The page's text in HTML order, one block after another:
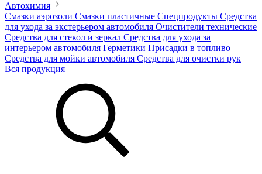
Автохимия
Смазки аэрозоли Смазки пластичные Спецпродукты Средства
для ухода за экстерьером автомобиля Очистители технические
Средства для стекол и зеркал Средства для ухода за
интерьером автомобиля Герметики Присадки в топливо
Средства для мойки автомобиля Средства для очистки рук
Вся продукция